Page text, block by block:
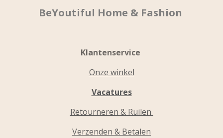
BeYoutiful Home & Fashion
Klantenservice
Onze winkel
Vacatures
Retourneren & Ruilen
Verzenden & Betalen